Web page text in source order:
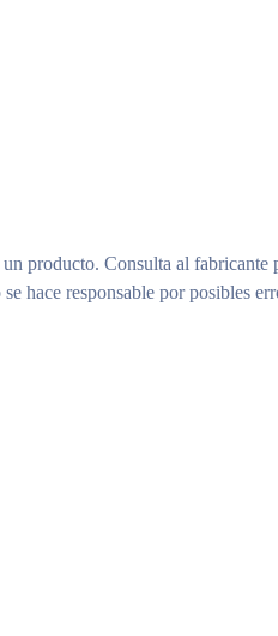
producto. Consulta al fabricante
hace responsable por posibles